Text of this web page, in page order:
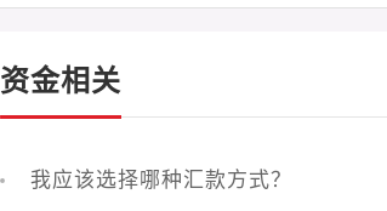
资金相关
我应该选择哪种汇款方式？